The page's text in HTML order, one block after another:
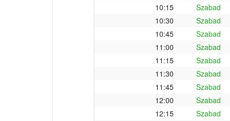
10:15
Szabad
10:30
Szabad
10:45
Szabad
11:00
Szabad
11:15
Szabad
11:30
Szabad
11:45
Szabad
12:00
Szabad
12:15
Szabad